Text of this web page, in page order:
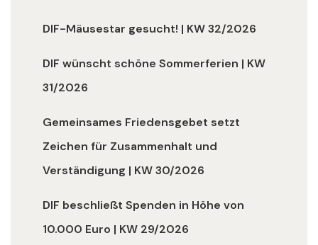
DIF-Mäusestar gesucht! | KW 32/2026
DIF wünscht schöne Sommerferien | KW
31/2026
Gemeinsames Friedensgebet setzt
Zeichen für Zusammenhalt und
Verständigung | KW 30/2026
DIF beschließt Spenden in Höhe von
10.000 Euro | KW 29/2026